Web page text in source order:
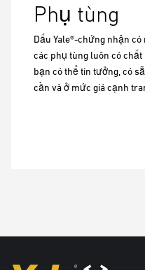
Phụ tùng
Dấu Yale®-chứng nhận có
các phụ tùng luôn có
bạn có thể tin tưởng, có
cần và ở mức giá cạnh